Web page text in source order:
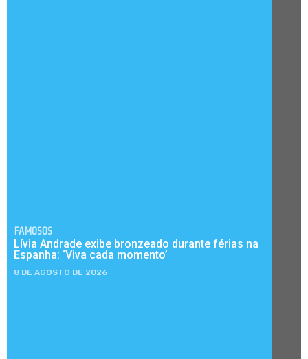
FAMOSOS
Lívia Andrade exibe bronzeado durante férias na
Espanha: ‘Viva cada momento’
8 DE AGOSTO DE 2026